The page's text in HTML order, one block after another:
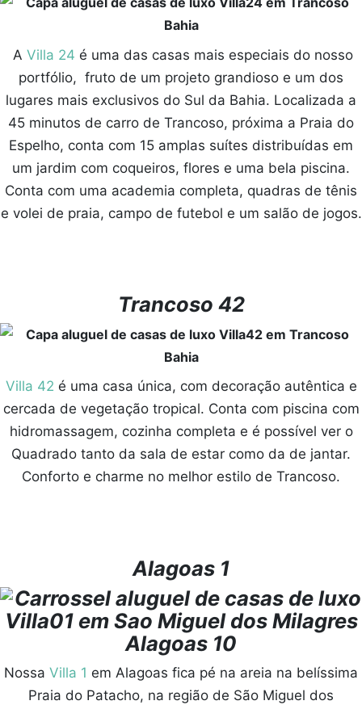
A Villa 24 é uma das casas mais especiais do nosso
portfólio, fruto de um projeto grandioso e um dos
lugares mais exclusivos do Sul da Bahia. Localizada a
45 minutos de carro de Trancoso, próxima a Praia do
Espelho, conta com 15 amplas suítes distribuídas em
um jardim com coqueiros, flores e uma bela piscina.
Conta com uma academia completa, quadras de tênis
e volei de praia, campo de futebol e um salão de jogos.
Trancoso 42
Villa 42 é uma casa única, com decoração autêntica e
cercada de vegetação tropical. Conta com piscina com
hidromassagem, cozinha completa e é possível ver o
Quadrado tanto da sala de estar como da de jantar.
Conforto e charme no melhor estilo de Trancoso.
Alagoas 1
Nossa Villa 1 em Alagoas fica pé na areia na belíssima
Praia do Patacho, na região de São Miguel dos